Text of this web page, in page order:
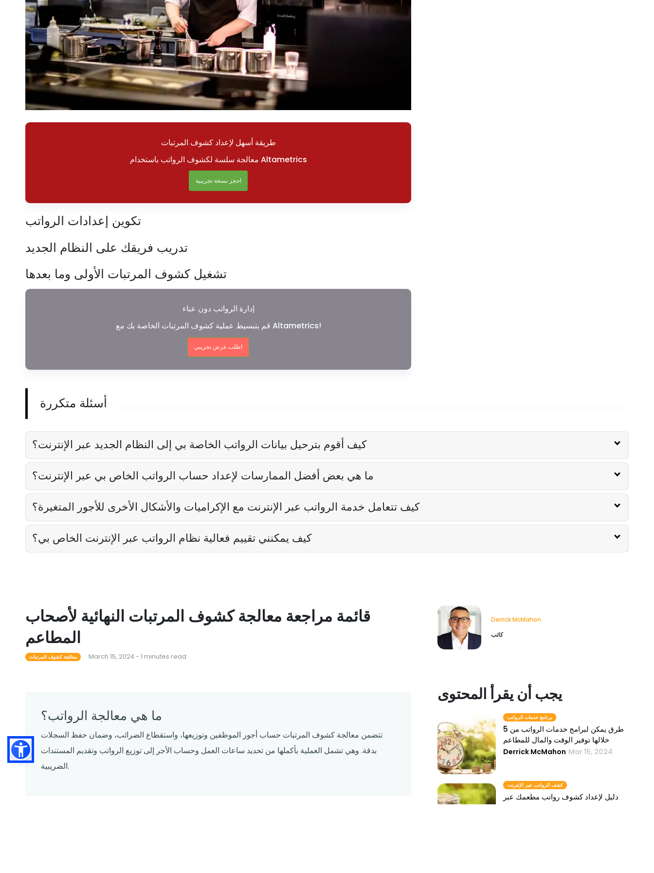
طريقة أسهل لإعداد كشوف المرتبات
معالجة سلسة لكشوف الرواتب باستخدام Altametrics
احجز نسخة تجريبية
تكوين إعدادات الرواتب
تدريب فريقك على النظام الجديد
تشغيل كشوف المرتبات الأولى وما بعدها
إدارة الرواتب دون عناء
قم بتبسيط عملية كشوف المرتبات الخاصة بك مع Altametrics!
اطلب عرض تجريبي
أسئلة متكررة
كيف أقوم بترحيل بيانات الرواتب الخاصة بي إلى النظام الجديد عبر الإنترنت؟
ما هي بعض أفضل الممارسات لإعداد حساب الرواتب الخاص بي عبر الإنترنت؟
كيف تتعامل خدمة الرواتب عبر الإنترنت مع الإكراميات والأشكال الأخرى للأجور المتغيرة؟
كيف يمكنني تقييم فعالية نظام الرواتب عبر الإنترنت الخاص بي؟
قائمة مراجعة معالجة كشوف المرتبات النهائية لأصحاب
المطاعم
معالجة كشوف المرتبات March 15, 2024 - 1 minutes read
Derrick McMahon
كاتب
ما هي معالجة الرواتب؟
تتضمن معالجة كشوف المرتبات حساب أجور الموظفين وتوزيعها، واستقطاع الضرائب، وضمان حفظ السجلات
بدقة. وهي تشمل العملية بأكملها من تحديد ساعات العمل وحساب الأجر إلى توزيع الرواتب وتقديم المستندات
الضريبية.
يجب أن يقرأ المحتوى
برنامج خدمات الرواتب
5 طرق يمكن لبرامج خدمات الرواتب من
خلالها توفير الوقت والمال للمطاعم
Derrick McMahon Mar 15, 2024
كشف الرواتب عبر الإنترنت
دليل لإعداد كشوف رواتب مطعمك عبر